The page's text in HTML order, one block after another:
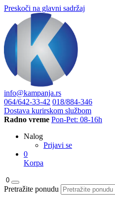
Preskoči na glavni sadržaj
info@kampanja.rs
064/642-33-42 018/884-346
Dostava kurirskom službom
Radno vreme Pon-Pet: 08-16h
Nalog
Prijavi se
0
Korpa
0
Pretražite ponudu